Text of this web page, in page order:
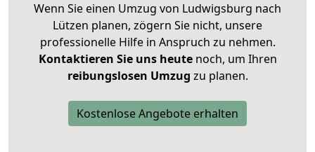
Wenn Sie einen Umzug von Ludwigsburg nach
Lützen planen, zögern Sie nicht, unsere
professionelle Hilfe in Anspruch zu nehmen.
Kontaktieren Sie uns heutenoch, um Ihren
reibungslosen Umzug zu planen.
Kostenlose Angebote erhalten